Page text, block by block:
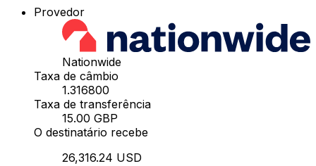
Provedor
Nationwide
Taxa de câmbio
1.316800
Taxa de transferência
15.00 GBP
O destinatário recebe
26,316.24 USD